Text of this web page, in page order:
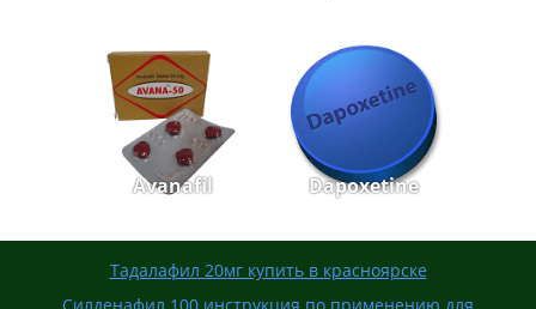
Avanafil Dapoxetine
Тадалафил 20мг купить в красноярске